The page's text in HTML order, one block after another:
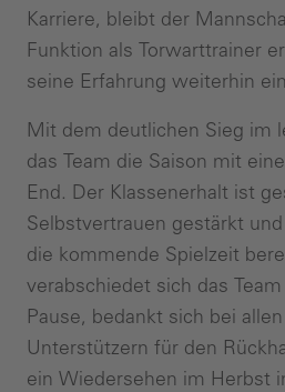
Karriere, bleibt der
Funktion als Torwarttrainer
seine Erfahrung weiterhin
Mit dem deutlichen Sieg im
das Team die Saison mit
End. Der Klassenerhalt ist
Selbstvertrauen gestärkt
die kommende Spielzeit
verabschiedet sich das
Pause, bedankt sich bei
Unterstützern für den
ein Wiedersehen im Herbst